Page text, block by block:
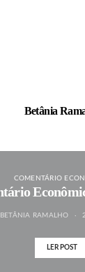
Betânia
COMENTÁRIO
BETÂNIA RAMALHO
LER POST